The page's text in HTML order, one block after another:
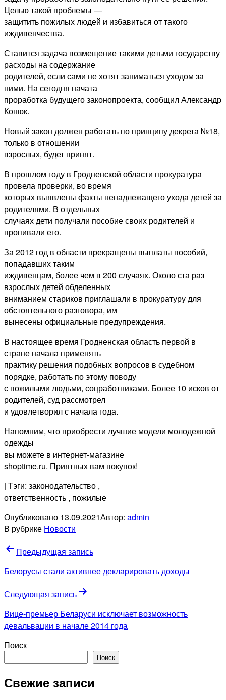
Целью такой проблемы —
защитить пожилых людей и избавиться от такого
иждивенчества.
Ставится задача возмещение такими детьми государству
расходы на содержание
родителей, если сами не хотят заниматься уходом за
ними. На сегодня начата
проработка будущего законопроекта, сообщил Александр
Конюк.
Новый закон должен работать по принципу декрета №18,
только в отношении
взрослых, будет принят.
В прошлом году в Гродненской области прокуратура
провела проверки, во время
которых выявлены факты ненадлежащего ухода детей за
родителями. В отдельных
случаях дети получали пособие своих родителей и
пропивали его.
За 2012 год в области прекращены выплаты пособий,
попадавших таким
иждивенцам, более чем в 200 случаях. Около ста раз
взрослых детей обделенных
вниманием стариков приглашали в прокуратуру для
обстоятельного разговора, им
вынесены официальные предупреждения.
В настоящее время Гродненская область первой в
стране начала применять
практику решения подобных вопросов в судебном
порядке, работать по этому поводу
с пожилыми людьми, соцработниками. Более 10 исков от
родителей, суд рассмотрел
и удовлетворил с начала года.
Напомним, что приобрести лучшие модели молодежной
одежды
вы можете в интернет-магазине
shoptime.ru. Приятных вам покупок!
| Тэги: законодательство ,
ответственность , пожилые
Опубликовано 13.09.2021Автор: admin
В рубрике Новости
Навигация
по
Предыдущая запись
Белорусы стали активнее декларировать доходы
Следующая запись
Вице-премьер Беларуси исключает возможность
девальвации в начале 2014 года
Поиск
Поиск
Свежие записи